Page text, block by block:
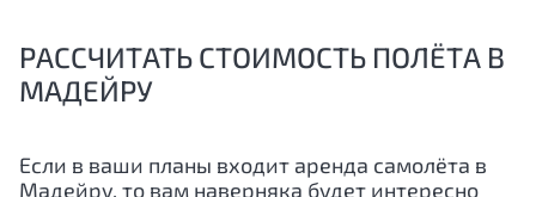
РАССЧИТАТЬ СТОИМОСТЬ ПОЛЁТА В
МАДЕЙРУ
Если в ваши планы входит аренда самолёта в
Мадейру, то вам наверняка будет интересно